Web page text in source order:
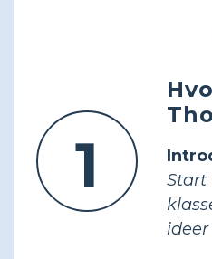
1